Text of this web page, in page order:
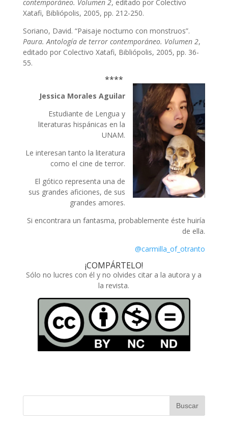
contemporáneo. Volumen 2, editado por Colectivo
Xatafi, Bibliópolis, 2005, pp. 212-250.
Soriano, David. “Paisaje nocturno con monstruos”.
Paura. Antología de terror contemporáneo. Volumen 2,
editado por Colectivo Xatafi, Bibliópolis, 2005, pp. 36-
55.
****
Jessica Morales Aguilar
Estudiante de Lengua y
literaturas hispánicas en la
UNAM.
Le interesan tanto la literatura
como el cine de terror.
El gótico representa una de
sus grandes aficiones, de sus
grandes amores.
Si encontrara un fantasma, probablemente éste huiría
de ella.
@carmilla_of_otranto
¡COMPÁRTELO!
Sólo no lucres con él y no olvides citar a la autora y a
la revista.